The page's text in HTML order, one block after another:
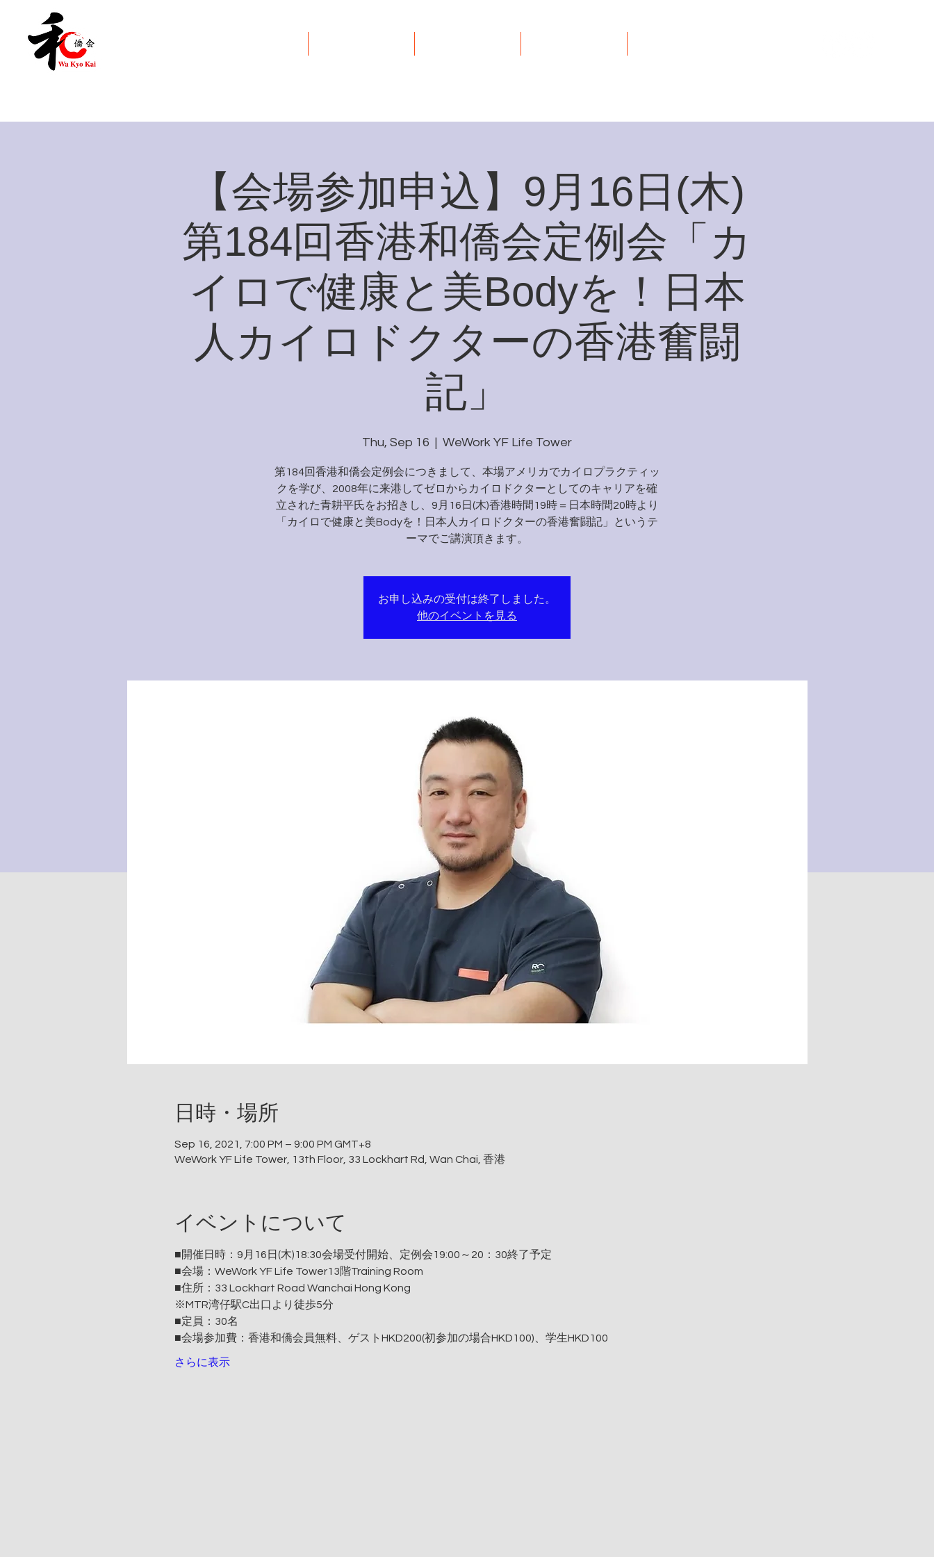
【会場参加申込】9月16日(木)
第184回香港和僑会定例会「カ
イロで健康と美Bodyを！日本
人カイロドクターの香港奮闘
記」
Thu, Sep 16
  |
WeWork YF Life Tower
第184回香港和僑会定例会につきまして、本場アメリカでカイロプラクティッ
クを学び、2008年に来港してゼロからカイロドクターとしてのキャリアを確
立された青耕平氏をお招きし、9月16日(木)香港時間19時＝日本時間20時より
「カイロで健康と美Bodyを！日本人カイロドクターの香港奮闘記」というテ
ーマでご講演頂きます。
お申し込みの受付は終了しました。
他のイベントを見る
日時・場所
Sep 16, 2021, 7:00 PM – 9:00 PM GMT+8
WeWork YF Life Tower, 13th Floor, 33 Lockhart Rd, Wan Chai, 香港
イベントについて
■開催日時：9月16日(木)18:30会場受付開始、定例会19:00～20：30終了予定
■会場：WeWork YF Life Tower13階Training Room
■住所：33 Lockhart Road Wanchai Hong Kong
※MTR湾仔駅C出口より徒歩5分
■定員：30名
■会場参加費：香港和僑会員無料、ゲストHKD200(初参加の場合HKD100)、学生HKD100
さらに表示